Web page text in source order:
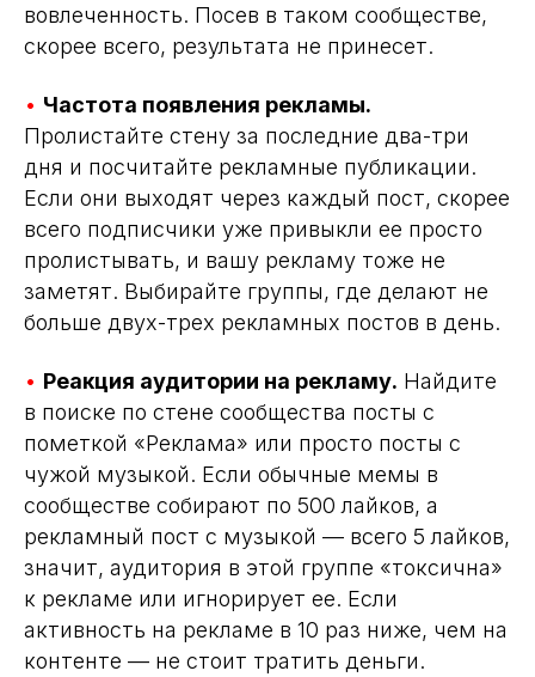
вовлеченность. Посев в таком сообществе,
скорее всего, результата не принесет.
• Частота появления рекламы.
Пролистайте стену за последние два-три
дня и посчитайте рекламные публикации.
Если они выходят через каждый пост, скорее
всего подписчики уже привыкли ее просто
пролистывать, и вашу рекламу тоже не
заметят. Выбирайте группы, где делают не
больше двух-трех рекламных постов в день.
• Реакция аудитории на рекламу. Найдите
в поиске по стене сообщества посты с
пометкой «Реклама» или просто посты с
чужой музыкой. Если обычные мемы в
сообществе собирают по 500 лайков, а
рекламный пост с музыкой — всего 5 лайков,
значит, аудитория в этой группе «токсична»
к рекламе или игнорирует ее. Если
активность на рекламе в 10 раз ниже, чем на
контенте — не стоит тратить деньги.